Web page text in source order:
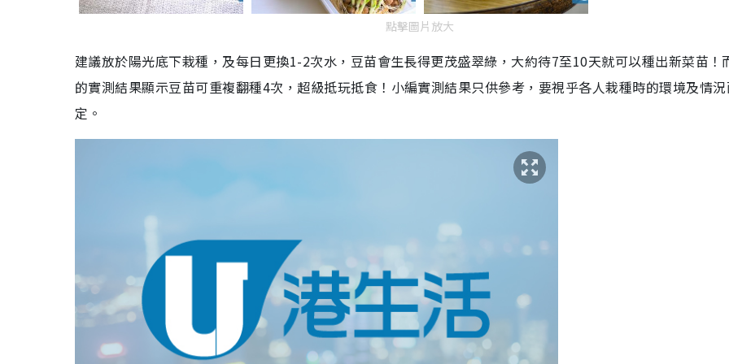
點擊圖片放大
建議放於陽光底下栽種，及每日更換1-2次水，豆苗會生長得更茂盛翠綠，大約待7至10天就可以種出新菜苗！
的實測結果顯示豆苗可重複翻種4次，超級抵玩抵食！小編實測結果只供參考，要視乎各人栽種時的環境及情
定。